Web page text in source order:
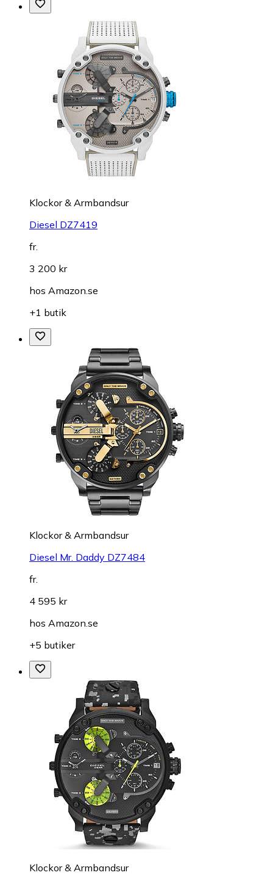
Klockor & Armbandsur
Diesel DZ7419
fr.
3 200 kr
hos Amazon.se
+1 butik
Klockor & Armbandsur
Diesel Mr. Daddy DZ7484
fr.
4 595 kr
hos Amazon.se
+5 butiker
Klockor & Armbandsur